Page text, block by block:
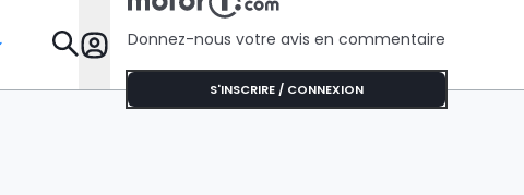
Donnez-nous votre avis en commentaire
S'INSCRIRE / CONNEXION
l’Australie